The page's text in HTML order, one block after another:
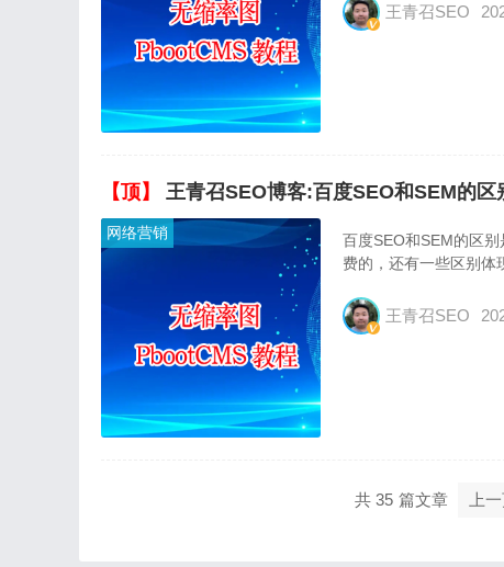
王青召SEO
【顶】 王青召SEO博客:百度SEO和SEM的区
网络营销
百度SEO和SEM的区
费的，还有一些区别体
王青召SEO
共 35 上